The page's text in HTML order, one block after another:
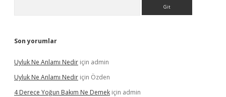
Son yorumlar
Uyluk Ne Anlamı Nedir için admin
Uyluk Ne Anlamı Nedir için Özden
4 Derece Yoğun Bakım Ne Demek için admin